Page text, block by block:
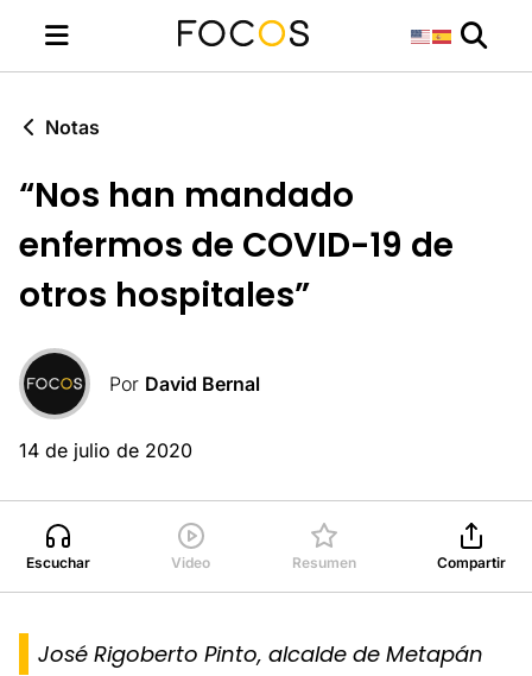
Notas
“Nos han mandado
enfermos de COVID-19 de
otros hospitales”
Por David Bernal
14 de julio de 2020
Escuchar Video Resumen Compartir
José Rigoberto Pinto, alcalde de Metapán